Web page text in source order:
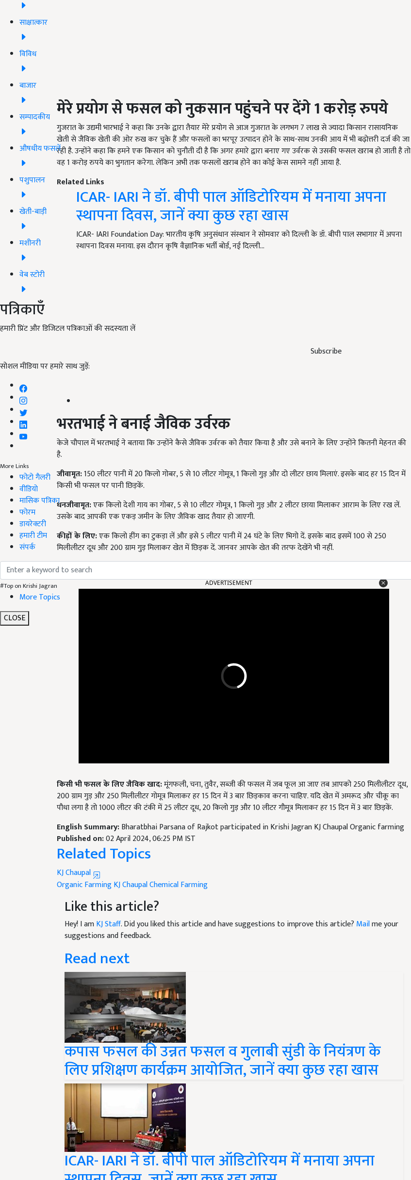
साक्षात्कार
विविध
बाजार
सम्पादकीय
औषधीय फसलें
पशुपालन
खेती-बाड़ी
मशीनरी
वेब स्टोरी
पत्रिकाएँ
हमारी प्रिंट और डिजिटल पत्रिकाओं की सदस्यता लें
Subscribe
सोशल मीडिया पर हमारे साथ जुड़ें:
More Links
फोटो गैलरी
वीडियो
मासिक पत्रिका
फोरम
डायरेक्टरी
हमारी टीम
संपर्क
#Top on Krishi Jagran
More Topics
CLOSE
मेरे प्रयोग से फसल को नुकसान पहुंचने पर देंगे 1करोड़ रुपये
गुजरात के उद्यमी भारभाई ने कहा कि उनके द्वारा तैयार मेरे प्रयोग से आज गुजरात के लगभग 7 लाख से ज्यादा किसान रासायनिक
खेती से जैविक खेती की ओर रुख कर चुके हैं और फसलों का भरपूर उत्पादन होने के साथ-साथ उनकी आय में भी बढ़ोत्तरी दर्ज की जा
रही है. उन्होंने कहा कि हमने एक किसान को चुनौती दी है कि अगर हमारे द्वारा बनाए गए उर्वरक से उसकी फसल खराब हो जाती है तो
वह 1 करोड़ रुपये का भुगतान करेगा. लेकिन अभी तक फसलों खराब होने का कोई केस सामने नहीं आया है.
Related Links
ICAR- IARI ने डॉ. बीपी पाल ऑडिटोरियम में मनाया अपना
स्थापना दिवस, जानें क्या कुछ रहा खास
ICAR- IARI Foundation Day: भारतीय कृषि अनुसंधान संस्थान ने सोमवार को दिल्ली के डॉ. बीपी पाल सभागार में अपना
स्थापना दिवस मनाया. इस दौरान कृषि वैज्ञानिक भर्ती बोर्ड, नई दिल्ली…
भरतभाई ने बनाई जैविक उर्वरक
केजे चौपाल में भरतभाई ने बताया कि उन्होंने कैसे जैविक उर्वरक को तैयार किया है और उसे बनाने के लिए उन्होंने कितनी मेहनत की
है.
जीवामृत:150 लीटर पानी में 20 किलो गोबर, 5 से 10 लीटर गोमूत्र, 1 किलो गुड़ और दो लीटर छाय मिलाएं. इसके बाद हर 15 दिन में
किसी भी फसल पर पानी छिड़कें.
धनजीवामृत:एक किलो देशी गाय का गोबर, 5 से 10 लीटर गोमूत्र, 1 किलो गुड़ और 2 लीटर छाया मिलाकर आराम के लिए रख लें.
उसके बाद आपकी एक एकड़ जमीन के लिए जैविक खाद तैयार हो जाएगी.
कीड़ों के लिए:एक किलो हींग का टुकड़ा लें और इसे 5 लीटर पानी में 24 घंटे के लिए भिगो दें. इसके बाद इसमें 100 से 250
मिलीलीटर दूध और 200 ग्राम गुड़ मिलाकर खेत में छिड़क दें. जानवर आपके खेत की तरफ देखेंगे भी नहीं.
ADVERTISEMENT
किसी भी फसल के लिए जैविक खाद:मूंगफली, चना, तुवैर, सब्जी की फसल में जब फूल आ जाए तब आपको 250 मिलीलीटर दूध,
200 ग्राम गुड़ और 250 मिलीलीटर गोमूत्र मिलाकर हर 15 दिन में 3 बार छिड़काव करना चाहिए. यदि खेत में अमरूद और चीकू का
पौधा लगा है तो 1000 लीटर की टंकी में 25 लीटर दूध, 20 किलो गुड़ और 10 लीटर गौमूत्र मिलाकर हर 15 दिन में 3 बार छिड़कें.
English Summary:Bharatbhai Parsana of Rajkot participated in Krishi Jagran KJ Chaupal Organic farming
Published on:02 April 2024, 06:25 PM IST
Related Topics
KJ Chaupal
Organic FarmingKJ ChaupalChemical Farming
Like this article?
Hey! I amKJ Staff. Did you liked this article and have suggestions to improve this article? Mailme your
suggestions and feedback.
Read next
कपास फसल की उन्नत फसल व गुलाबी सुंडी के नियंत्रण के
लिए प्रशिक्षण कार्यक्रम आयोजित, जानें क्या कुछ रहा खास
ICAR- IARI ने डॉ. बीपी पाल ऑडिटोरियम में मनाया अपना